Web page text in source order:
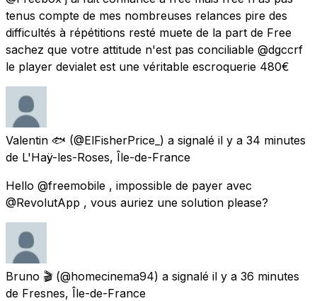
tenus compte de mes nombreuses relances pire des
difficultés à répétitions resté muete de la part de Free
sachez que votre attitude n'est pas conciliable @dgccrf
le player devialet est une véritable escroquerie 480€
Valentin 🐟 (@ElFisherPrice_) a signalé il y a 34 minutes
de L'Haÿ-les-Roses, Île-de-France
Hello @freemobile , impossible de payer avec
@RevolutApp , vous auriez une solution please?
Bruno 🎬 (@homecinema94) a signalé il y a 36 minutes
de Fresnes, Île-de-France